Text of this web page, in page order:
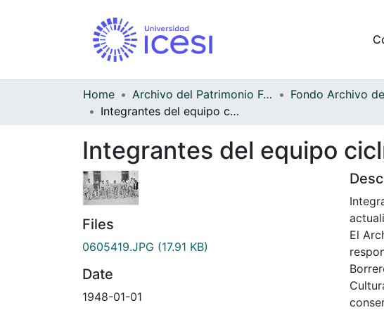
Home Archivo del Patrimonio Fotográfico y Fílmico del Valle del Cauca
Integrantes del equipo ciclístico del almacén Ciclopartes
Integrantes del equipo
Files
0605419.JPG (17.91 KB)
Date
1948-01-01
El